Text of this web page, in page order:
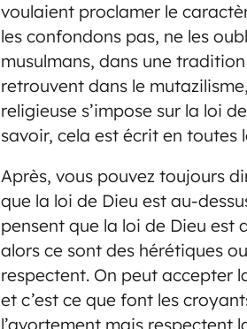
voulaient proclamer le
les confondons pas, ne les
musulmans, dans une
retrouvent dans le
religieuse s’impose sur la loi
savoir, cela est écrit en toutes
Après, vous pouvez toujours
que la loi de Dieu est au-
pensent que la loi de Dieu est
alors ce sont des hérétiques
respectent. On peut accepter
et c’est ce que font les
l’avortement mais respectent